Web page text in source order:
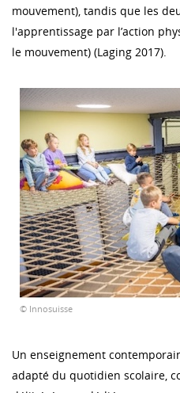
mouvement), tandis que les
l'apprentissage par l’action
le mouvement) (Laging 2017).
© Innosuisse
Un enseignement
adapté du quotidien scolaire,